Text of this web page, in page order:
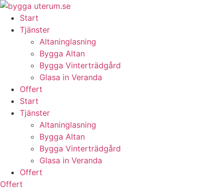
Skip
content
Start
Tjänster
Altaninglasning
Bygga Altan
Bygga Vinterträdgård
Glasa in Veranda
Offert
Start
Tjänster
Altaninglasning
Bygga Altan
Bygga Vinterträdgård
Glasa in Veranda
Offert
Offert